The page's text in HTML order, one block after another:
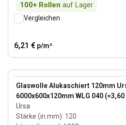
100+ Rollen auf Lager
Vergleichen
6,21 € p/m²
Glaswolle Alukaschiert 120mm
6000x600x120mm WLG 040 (=3,60
Ursa
Stärke (in mm): 120
View product